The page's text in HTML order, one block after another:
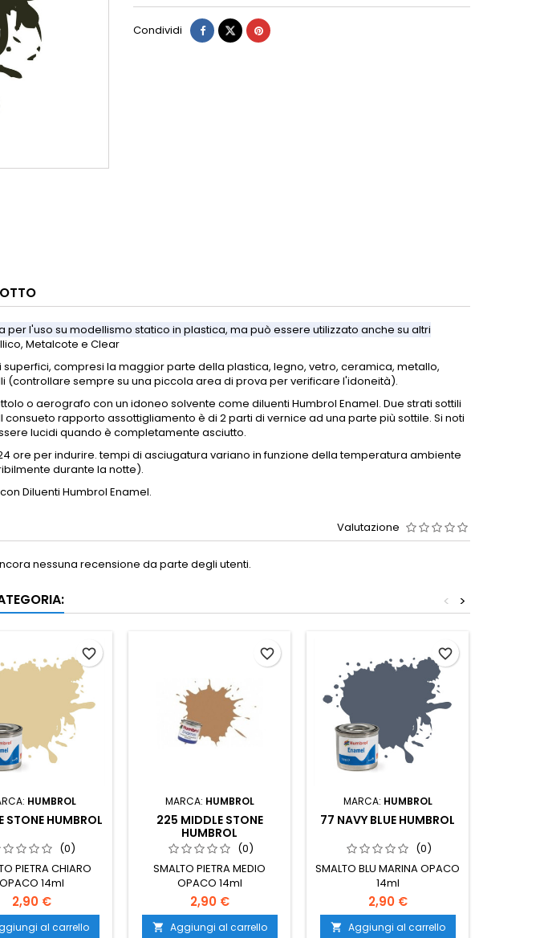
Condividi
l'uso su modellismo statico in plastica, ma può essere utilizzato anche su altri
Metalcote e Clear
compresi la maggior parte della plastica, legno, vetro, ceramica, metallo,
(controllare sempre su una piccola area di prova per verificare l'idoneità).
o aerografo con un idoneo solvente come diluenti Humbrol Enamel. Due strati sottili
consueto rapporto assottigliamento è di 2 parti di vernice ad una parte più sottile. Si noti
lucidi quando è completamente asciutto.
ore per indurire.tempi di asciugatura variano in funzione della temperatura ambiente
durante la notte).
Diluenti Humbrol Enamel.
Valutazione
nessuna recensione da parte degli utenti.
>
<
HUMBROL
STONE HUMBROL
(0)
PIETRA CHIARO
OPACO 14ml
2,90 €
al carrello
favorite_border
MARCA: HUMBROL
225 MIDDLE STONE
HUMBROL
(0)
SMALTO PIETRA MEDIO
OPACO 14ml
2,90 €
 Aggiungi al carrello
favorite_border
MARCA: HUMBROL
77 NAVY BLUE HUMBROL
(0)
SMALTO BLU MARINA OPACO
14ml
2,90 €
 Aggiungi al carrello
favorite_border